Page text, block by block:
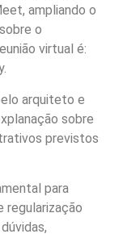
ampliando o
o
virtual é:
arquiteto e
sobre
previstos
para
regularização